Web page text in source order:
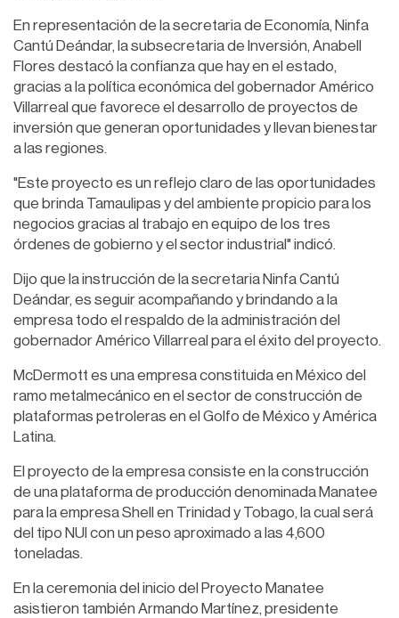
En representación de la secretaria de Economía, Ninfa
Cantú Deándar, la subsecretaria de Inversión, Anabell
Flores destacó la confianza que hay en el estado,
gracias a la política económica del gobernador Américo
Villarreal que favorece el desarrollo de proyectos de
inversión que generan oportunidades y llevan bienestar
a las regiones.
"Este proyecto es un reflejo claro de las oportunidades
que brinda Tamaulipas y del ambiente propicio para los
negocios gracias al trabajo en equipo de los tres
órdenes de gobierno y el sector industrial" indicó.
Dijo que la instrucción de la secretaria Ninfa Cantú
Deándar, es seguir acompañando y brindando a la
empresa todo el respaldo de la administración del
gobernador Américo Villarreal para el éxito del proyecto.
McDermott es una empresa constituida en México del
ramo metalmecánico en el sector de construcción de
plataformas petroleras en el Golfo de México y América
Latina.
El proyecto de la empresa consiste en la construcción
de una plataforma de producción denominada Manatee
para la empresa Shell en Trinidad y Tobago, la cual será
del tipo NUI con un peso aproximado a las 4,600
toneladas.
En la ceremonia del inicio del Proyecto Manatee
asistieron también Armando Martínez, presidente